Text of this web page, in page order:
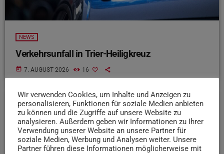
NEWS
Verkehrsunfall in Trier-Heiligkreuz
today 7. AUGUST 2026 16
insert_link
Wir verwenden Cookies, um Inhalte und Anzeigen zu
personalisieren, Funktionen für soziale Medien anbieten
zu können und die Zugriffe auf unsere Website zu
analysieren. Außerdem geben wir Informationen zu Ihrer
Verwendung unserer Website an unsere Partner für
soziale Medien, Werbung und Analysen weiter. Unsere
Partner führen diese Informationen möglicherweise mit